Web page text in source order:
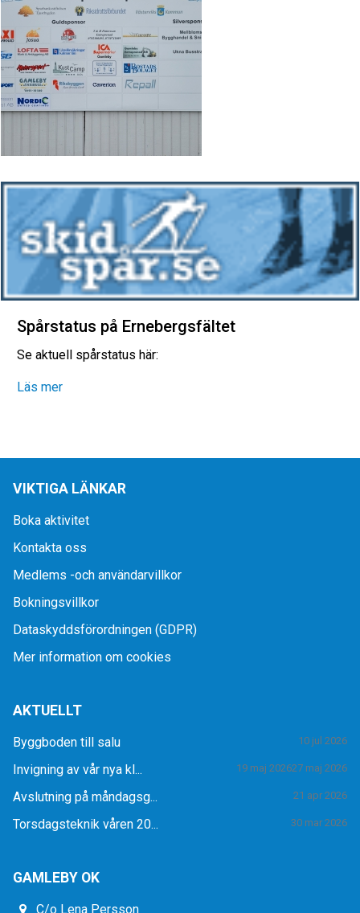
Spårstatus på Ernebergsfältet
Se aktuell spårstatus här:
Läs mer
VIKTIGA LÄNKAR
Boka aktivitet
Kontakta oss
Medlems -och användarvillkor
Bokningsvillkor
Dataskyddsförordningen (GDPR)
Mer information om cookies
AKTUELLT
Byggboden till salu 10 jul 2026
27 maj 2026
Invigning av vår nya kl... 19 maj 2026
Avslutning på måndagsg... 21 apr 2026
Torsdagsteknik våren 20... 30 mar 2026
GAMLEBY OK
C/o Lena Persson